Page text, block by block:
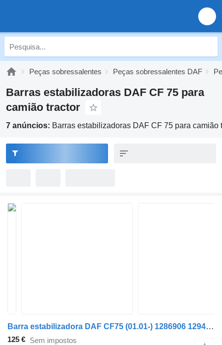
Peças sobressalentes Peças sobressalentes DAF
Barras estabilizadoras DAF CF 75 para
camião tractor
7 anúncios: Barras estabilizadoras DAF CF 75 para camião
Barra estabilizadora DAF CF75 (01.01-) 1286906 1294209 para camião tractor DAF LF45, LF55, LF180, CF65, CF75, CF85 (2001-)
125 € Sem impostos